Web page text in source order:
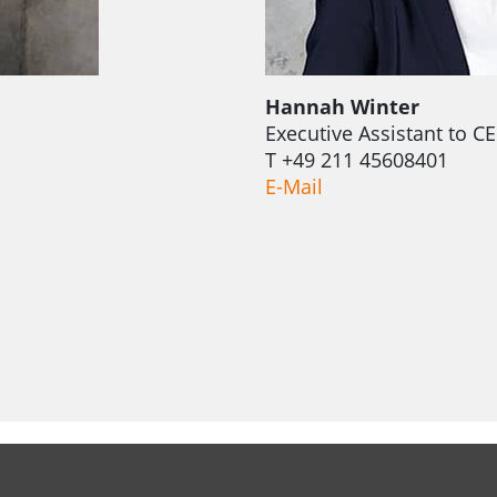
Hannah Winter
Executive Assistant to
T +49 211 45608401
E-Mail